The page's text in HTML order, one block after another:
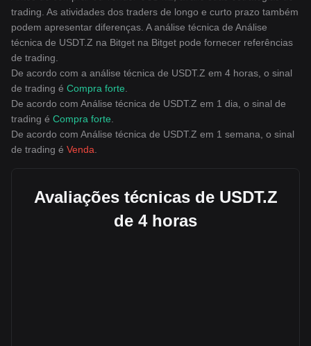
trading. As atividades dos traders de longo e curto prazo também
podem apresentar diferenças. A análise técnica de Análise
técnica de USDT.Z na Bitget na Bitget pode fornecer referências
de trading.
De acordo com a análise técnica de USDT.Z em 4 horas, o sinal
de trading é Compra forte
De acordo com Análise técnica de USDT.Z em 1 dia, o sinal de
trading é Compra forte
De acordo com Análise técnica de USDT.Z em 1 semana, o sinal
de trading é Venda
Avaliações técnicas de USDT.Z
de 4 horas